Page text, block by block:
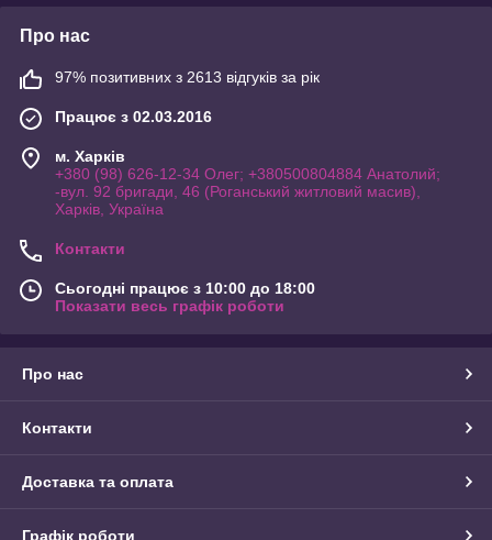
Про нас
97% позитивних з 2613 відгуків за рік
Працює з 02.03.2016
м. Харків
+380 (98) 626-12-34 Олег; +380500804884 Анатолий;
-вул. 92 бригади, 46 (Роганський житловий масив),
Харків, Україна
Контакти
Сьогодні працює з 10:00 до 18:00
Показати весь графік роботи
Про нас
Контакти
Доставка та оплата
Графік роботи